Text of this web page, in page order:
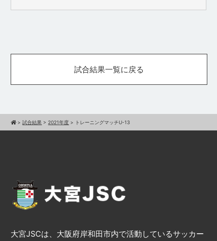
試合結果一覧に戻る
>試合結果 > 2021年度 > トレーニングマッチU-13
大宮JSCは、大阪府岸和田市内で活動しているサッカー